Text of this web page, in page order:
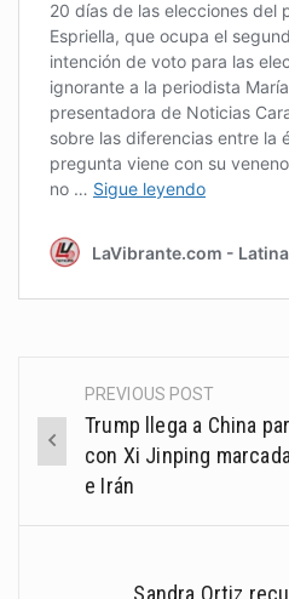
Post
navigation
PREVIOUS POST
Trump llega a China
con Xi Jinping
e Irán
Sandra Ortiz